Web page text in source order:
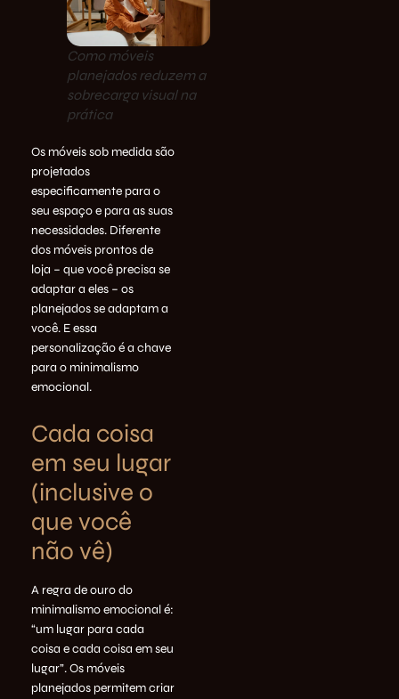
Como móveis
planejados reduzem a
sobrecarga visual na
prática
Os móveis sob medida são
projetados
especificamente para o
seu espaço e para as suas
necessidades. Diferente
dos móveis prontos de
loja – que você precisa se
adaptar a eles – os
planejados se adaptam a
você. E essa
personalização é a chave
para o minimalismo
emocional.
Cada coisa
em seu lugar
(inclusive o
que você
não vê)
A regra de ouro do
minimalismo emocional é:
“um lugar para cada
coisa e cada coisa em seu
lugar”. Os móveis
planejados permitem criar